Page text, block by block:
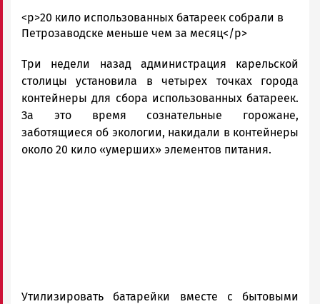
admintimur
Новости
и
Карелии
|
Петрозаводск
ГОВОРИТ
<p>20 кило использованных батареек собрали в
Петрозаводске меньше чем за месяц</p>
Три недели назад администрация карельской
столицы установила в четырех точках города
контейнеры для сбора использованных батареек.
За это время сознательные горожане,
заботящиеся об экологии, накидали в контейнеры
около 20 кило «умерших» элементов питания.
Утилизировать батарейки вместе с бытовыми